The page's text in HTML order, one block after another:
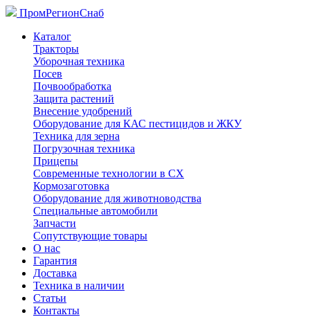
ПромРегионСнаб
Каталог
Тракторы
Уборочная техника
Посев
Почвообработка
Защита растений
Внесение удобрений
Оборудование для КАС пестицидов и ЖКУ
Техника для зерна
Погрузочная техника
Прицепы
Современные технологии в СХ
Кормозаготовка
Оборудование для животноводства
Специальные автомобили
Запчасти
Сопутствующие товары
О нас
Гарантия
Доставка
Техника в наличии
Статьи
Контакты